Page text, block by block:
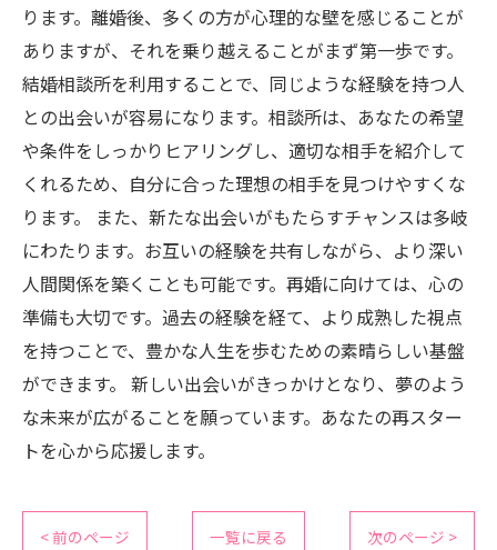
ります。離婚後、多くの方が心理的な壁を感じることが
ありますが、それを乗り越えることがまず第一歩です。
結婚相談所を利用することで、同じような経験を持つ人
との出会いが容易になります。相談所は、あなたの希望
や条件をしっかりヒアリングし、適切な相手を紹介して
くれるため、自分に合った理想の相手を見つけやすくな
ります。 また、新たな出会いがもたらすチャンスは多岐
にわたります。お互いの経験を共有しながら、より深い
人間関係を築くことも可能です。再婚に向けては、心の
準備も大切です。過去の経験を経て、より成熟した視点
を持つことで、豊かな人生を歩むための素晴らしい基盤
ができます。 新しい出会いがきっかけとなり、夢のよう
な未来が広がることを願っています。あなたの再スター
トを心から応援します。
< 前のページ 一覧に戻る 次のページ >